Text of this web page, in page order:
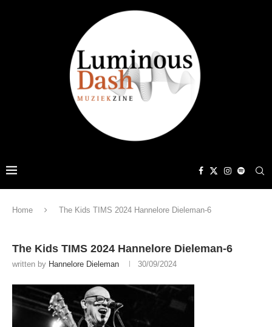
Home The Kids TIMS 2024 Hannelore Dieleman-6
The Kids TIMS 2024 Hannelore Dieleman-6
written by Hannelore Dieleman 30/09/2024